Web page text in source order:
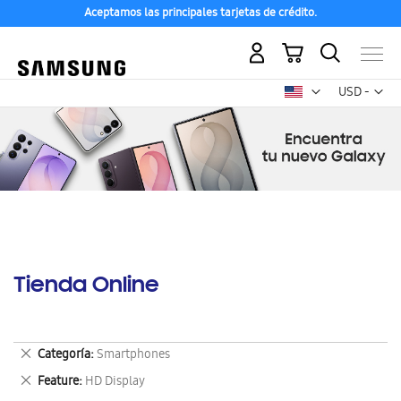
Aceptamos las principales tarjetas de crédito.
USD -
dólar
Mi carrito
Tienda Online
Categoría Smartphones
Eliminar
este
artículo
Feature HD Display
Eliminar